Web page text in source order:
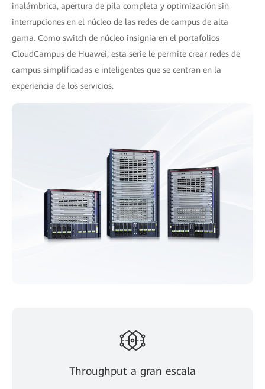
inalámbrica, apertura de pila completa y optimización sin
interrupciones en el núcleo de las redes de campus de alta
gama. Como switch de núcleo insignia en el portafolios
CloudCampus de Huawei, esta serie le permite crear redes de
campus simplificadas e inteligentes que se centran en la
experiencia de los servicios.
Throughput a gran escala